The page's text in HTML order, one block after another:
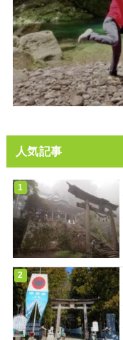
人気記事